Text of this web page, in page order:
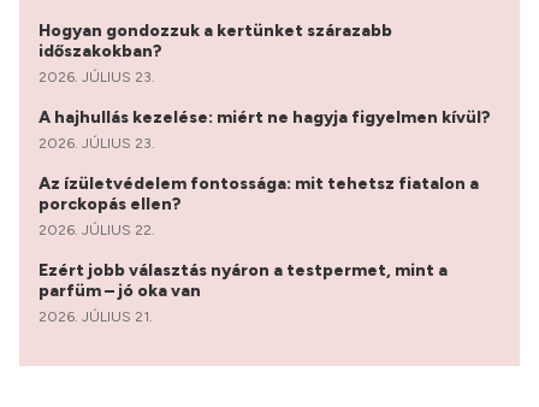
Hogyan gondozzuk a kertünket szárazabb
időszakokban?
2026. JÚLIUS 23.
A hajhullás kezelése: miért ne hagyja figyelmen kívül?
2026. JÚLIUS 23.
Az ízületvédelem fontossága: mit tehetsz fiatalon a
porckopás ellen?
2026. JÚLIUS 22.
Ezért jobb választás nyáron a testpermet, mint a
parfüm – jó oka van
2026. JÚLIUS 21.